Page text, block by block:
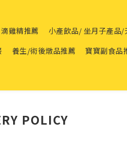
滴雞精推薦
小產飲品/ 坐月子產品/
養生/術後燉品推薦
寶寶副食品
POLICY